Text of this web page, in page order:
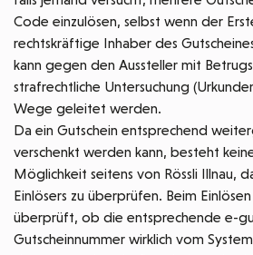
Code einzulösen, selbst wenn der
rechtskräftige Inhaber des
kann gegen den Aussteller mit
strafrechtliche Untersuchung
Wege geleitet werden.
Da ein Gutschein entsprechend
verschenkt werden kann, besteht
Möglichkeit seitens von Rössli Illnau,
Einlösers zu überprüfen. Beim
überprüft, ob die entsprechende e-
Gutscheinnummer wirklich vom